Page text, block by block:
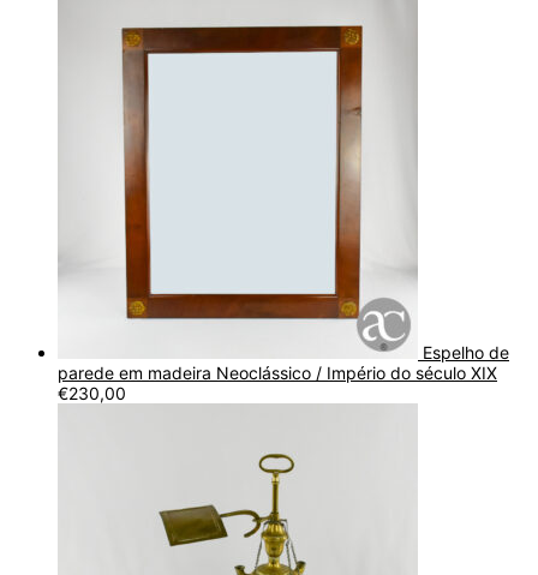
Espelho de
parede em madeira Neoclássico / Império do século XIX
€230,00